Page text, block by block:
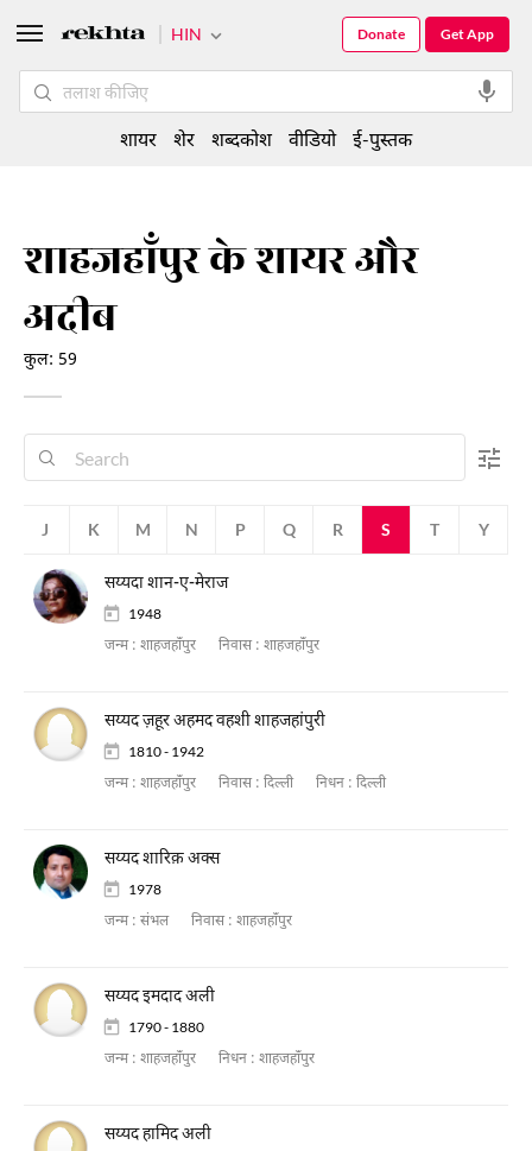
शाहजहाँपुर के शायर और
अदीब
कुल: 59
J K M N P Q R S T Y
सय्यदा शान-ए-मेराज
1948
जन्म : शाहजहाँपुर निवास : शाहजहाँपुर
सय्यद ज़हूर अहमद वहशी शाहजहांपुरी
1810 - 1942
जन्म : शाहजहाँपुर निवास : दिल्ली निधन : दिल्ली
सय्यद शारिक़ अक्स
1978
जन्म : संभल निवास : शाहजहाँपुर
सय्यद इमदाद अली
1790 - 1880
जन्म : शाहजहाँपुर निधन : शाहजहाँपुर
सय्यद हामिद अली
HIN Get App
Donate
शायर शेर शब्दकोश वीडियो ई-पुस्तक